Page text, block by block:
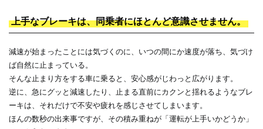
上手なブレーキは、同乗者にほとんど意識させません。
減速が始まったことには気づくのに、いつの間にか速度が落ち、気づけ
ば自然に止まっている。
そんな止まり方をする車に乗ると、安心感がじわっと広がります。
逆に、急にグッと減速したり、止まる直前にカクンと揺れるようなブレ
ーキは、それだけで不安や疲れを感じさせてしまいます。
ほんの数秒の出来事ですが、その積み重ねが「運転が上手いかどうか」